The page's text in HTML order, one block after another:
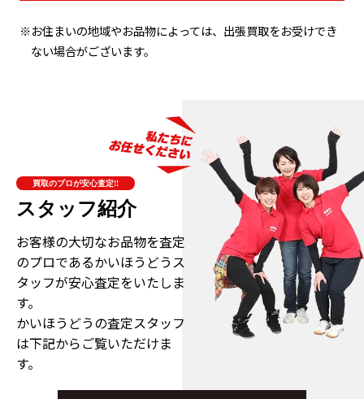
※お住まいの地域やお品物によっては、出張買取をお受けでき
ない場合がございます。
買取のプロが安心査定!!
スタッフ紹介
お客様の大切なお品物を査定
のプロであるかいほうどうス
タッフが安心査定をいたしま
す。
かいほうどうの査定スタッフ
は下記からご覧いただけま
す。